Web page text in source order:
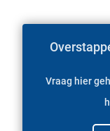
Vraag hier